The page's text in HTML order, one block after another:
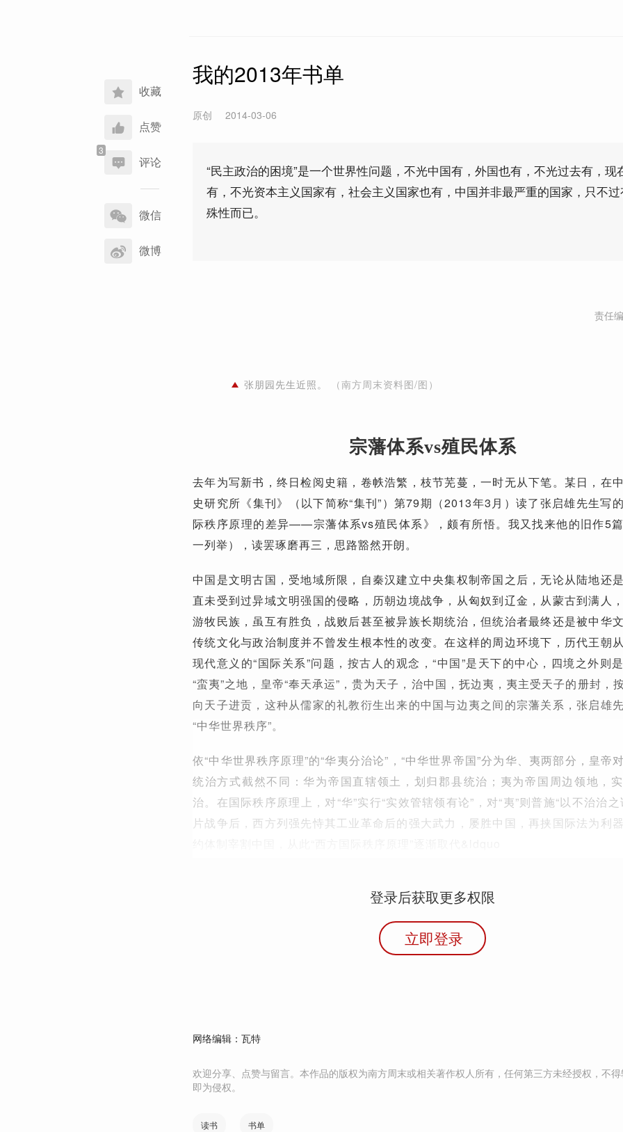
收藏
点赞
评论
享
到
微信
微博
我的2013年书单
原创 2014-03-06
“民主政治的困境”是一个世界性问题，不光中国有，外国也有，不光过去有，现
有，不光资本主义国家有，社会主义国家也有，中国并非最严重的国家，只不
殊性而已。
责任
张朋园先生近照。 （南方周末资料图/图）
宗藩体系vs殖民体系
去年为写新书，终日检阅史籍，卷帙浩繁，枝节芜蔓，一时无从下笔。某日，在
史研究所《集刊》（以下简称“集刊”）第79期（2013年3月）读了张启雄先生写
际秩序原理的差异——宗藩体系vs殖民体系》，颇有所悟。我又找来他的旧作5
一列举），读罢琢磨再三，思路豁然开朗。
中国是文明古国，受地域所限，自秦汉建立中央集权制帝国之后，无论从陆地还
直未受到过异域文明强国的侵略，历朝边境战争，从匈奴到辽金，从蒙古到满人
游牧民族，虽互有胜负，战败后甚至被异族长期统治，但统治者最终还是被中华
传统文化与政治制度并不曾发生根本性的改变。在这样的周边环境下，历代王朝
现代意义的“国际关系”问题，按古人的观念，“中国”是天下的中心，四境之外则
“蛮夷”之地，皇帝“奉天承运”，贵为天子，治中国，抚边夷，夷主受天子的册封，
向天子进贡，这种从儒家的礼教衍生出来的中国与边夷之间的宗藩关系，张启雄
“中华世界秩序”。
依“中华世界秩序原理”的“华夷分治论”，“中华世界帝国”分为华、夷两部分，皇帝
统治方式截然不同：华为帝国直辖领土，划归郡县统治；夷为帝国周边领地，
治。在国际秩序原理上，对“华”实行“实效管辖领有论”，对“夷”则普施“以不治治之
片战争后，西方列强先恃其工业革命后的强大武力，屡胜中国，再挟国际法为利
登录后获取更多权限
立即登录
网络编辑：瓦特
欢迎分享、点赞与留言。本作品的版权为南方周末或相关著作权人所有，任何第三方未经授权，不
即为侵权。
读书 书单